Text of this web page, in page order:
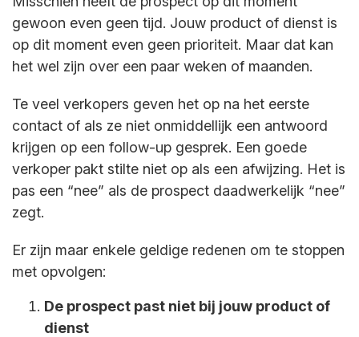
gewoon even geen tijd. Jouw product of dienst is
op dit moment even geen prioriteit. Maar dat kan
het wel zijn over een paar weken of maanden.
Te veel verkopers geven het op na het eerste
contact of als ze niet onmiddellijk een antwoord
krijgen op een follow-up gesprek. Een goede
verkoper pakt stilte niet op als een afwijzing. Het is
pas een “nee” als de prospect daadwerkelijk “nee”
zegt.
Er zijn maar enkele geldige redenen om te stoppen
met opvolgen:
De prospect past niet bij jouw product of
dienst